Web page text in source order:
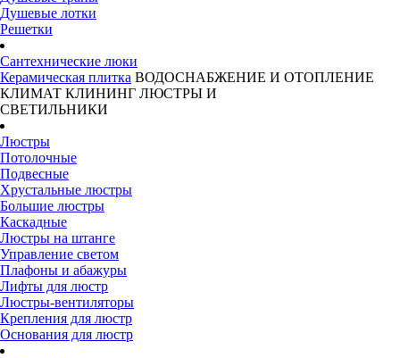
Душевые лотки
Решетки
Сантехнические люки
Керамическая плитка ВОДОСНАБЖЕНИЕ И ОТОПЛЕНИЕ
КЛИМАТ КЛИНИНГ ЛЮСТРЫ И
СВЕТИЛЬНИКИ
Люстры
Потолочные
Подвесные
Хрустальные люстры
Большие люстры
Каскадные
Люстры на штанге
Управление светом
Плафоны и абажуры
Лифты для люстр
Люстры-вентиляторы
Крепления для люстр
Основания для люстр